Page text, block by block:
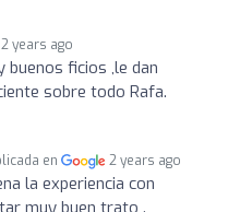
2 years ago
buenos ficios ,le dan
sobre todo Rafa.
en 2 years ago
la experiencia con
muy buen trato .